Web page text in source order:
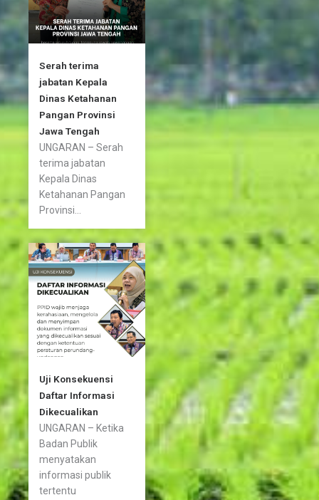
Serah terima
jabatan Kepala
Dinas Ketahanan
Pangan Provinsi
Jawa Tengah
UNGARAN – Serah
terima jabatan
Kepala Dinas
Ketahanan Pangan
Provinsi...
Uji Konsekuensi
Daftar Informasi
Dikecualikan
UNGARAN – Ketika
Badan Publik
menyatakan
informasi publik
tertentu